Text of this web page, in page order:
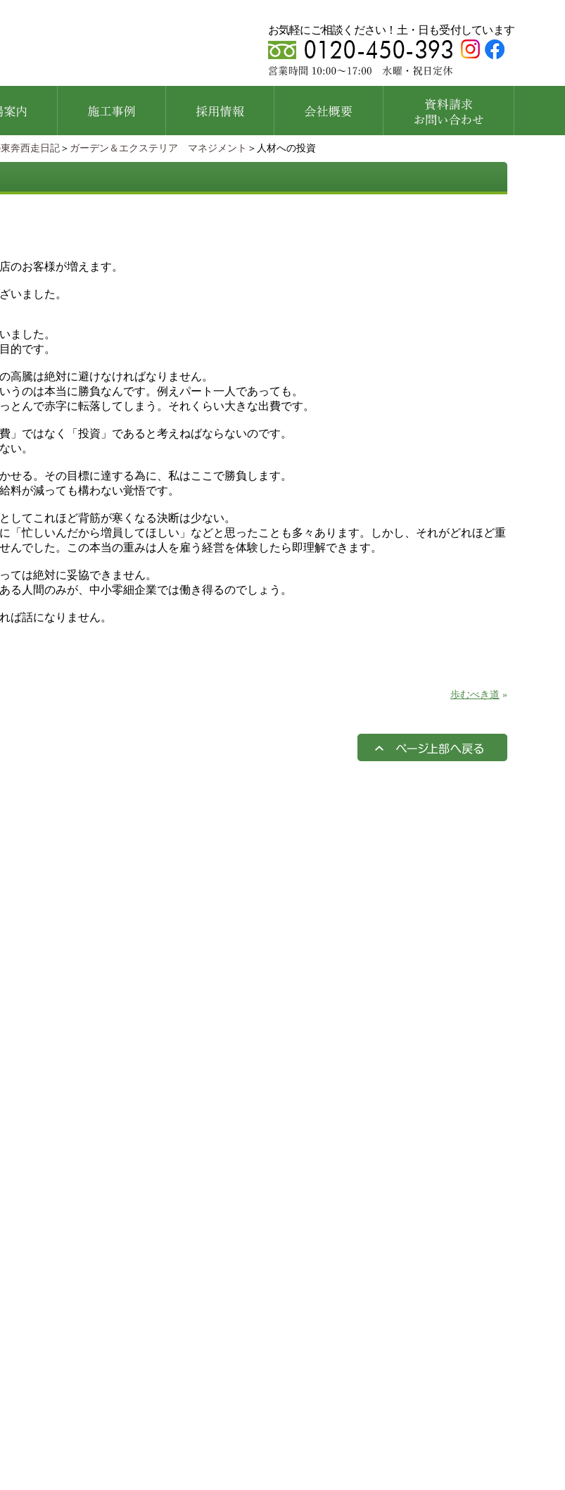
お気軽にご相談ください！土・日も受付しています
奔西走日記 ＞ ガーデン＆エクステリア マネジメント ＞人材への投資
のお客様が増えます。
いました。
ました。
的です。
高騰は絶対に避けなければなりません。
うのは本当に勝負なんです。例えパート一人であっても。
とんで赤字に転落してしまう。それくらい大きな出費です。
」ではなく「投資」であると考えねばならないのです。
い。
せる。その目標に達する為に、私はここで勝負します。
料が減っても構わない覚悟です。
してこれほど背筋が寒くなる決断は少ない。
「忙しいんだから増員してほしい」などと思ったことも多々あります。しかし、それがどれほど重
んでした。この本当の重みは人を雇う経営を体験したら即理解できます。
ては絶対に妥協できません。
る人間のみが、中小零細企業では働き得るのでしょう。
ば話になりません。
歩むべき道 »